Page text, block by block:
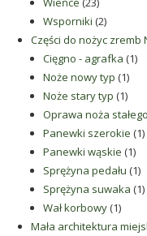
produkty
Wsporniki 22
produkty
Części do nożyc zremb
Cięgno - agrafka 11
Noże nowy typ 11
Noże stary typ 11
Oprawa noża stałego
Panewki szerokie 11
Panewki wąskie 11
Sprężyna pedału 11
Sprężyna suwaka 11
Wał korbowy 11
Mała architektura